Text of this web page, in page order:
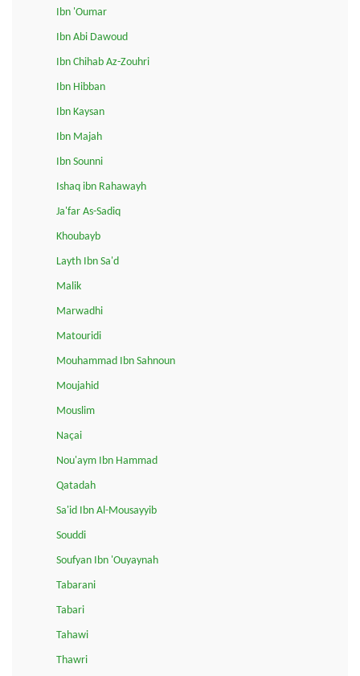
Ibn 'Oumar
Ibn Abi Dawoud
Ibn Chihab Az-Zouhri
Ibn Hibban
Ibn Kaysan
Ibn Majah
Ibn Sounni
Ishaq ibn Rahawayh
Ja'far As-Sadiq
Khoubayb
Layth Ibn Sa'd
Malik
Marwadhi
Matouridi
Mouhammad Ibn Sahnoun
Moujahid
Mouslim
Naçai
Nou'aym Ibn Hammad
Qatadah
Sa'id Ibn Al-Mousayyib
Souddi
Soufyan Ibn 'Ouyaynah
Tabarani
Tabari
Tahawi
Thawri